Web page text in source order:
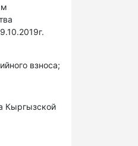
взноса;
Кыргызской